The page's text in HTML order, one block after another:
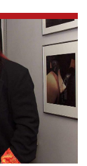
نداء اليوم
محليات
أسرار
متفرقات
نداء القرّاء